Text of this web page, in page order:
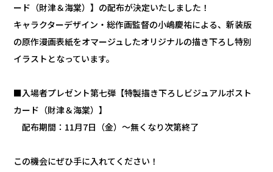
ード（財津＆海棠）】の配布が決定いたしました！
キャラクターデザイン・総作画監督の小嶋慶祐による、新装版
の原作漫画表紙をオマージュしたオリジナルの描き下ろし特別
イラストとなっています。
■入場者プレゼント第七弾【特製描き下ろしビジュアルポスト
カード（財津＆海棠）】
配布期間：11月7日（金）～無くなり次第終了
この機会にぜひ手に入れてください！